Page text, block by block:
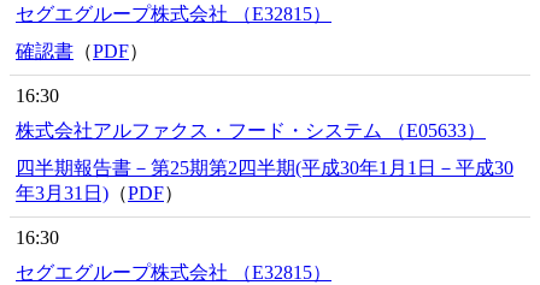
セグエグループ株式会社 （E32815）
確認書 （PDF）
16:30
株式会社アルファクス・フード・システム （E05633）
四半期報告書－第25期第2四半期(平成30年1月1日－平成30
年3月31日) （PDF）
16:30
セグエグループ株式会社 （E32815）